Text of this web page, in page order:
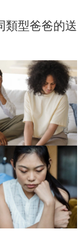
類型爸爸的送